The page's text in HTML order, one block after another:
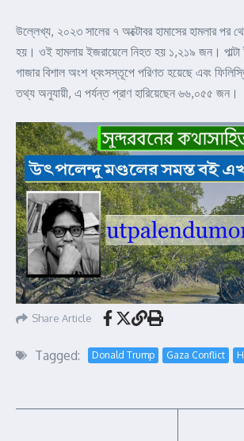
উল্লেখ্য, ২০২৩ সালের ৭ অক্টোবর হামাসের হামলার পর
হয়। ওই হামলায় ইজরায়েলে নিহত হয় ১,২১৯ জন। পাল্টা
গাজার বিশাল অংশ ধ্বংসস্তূপে পরিণত হয়েছে এবং
তথ্য অনুযায়ী, এ পর্যন্ত প্রাণ হারিয়েছেন ৬৬,০৫৫ জন।
Share Article
Tagged: Donald Trump Gaza Conflict